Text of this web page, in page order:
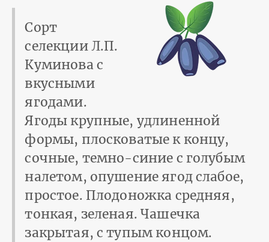
Сорт
селекции Л.П.
Куминова с
вкусными
ягодами.
Ягоды крупные, удлиненной
формы, плосковатые к концу,
сочные, темно-синие с голубым
налетом, опушение ягод слабое,
простое. Плодоножка средняя,
тонкая, зеленая. Чашечка
закрытая, с тупым концом.